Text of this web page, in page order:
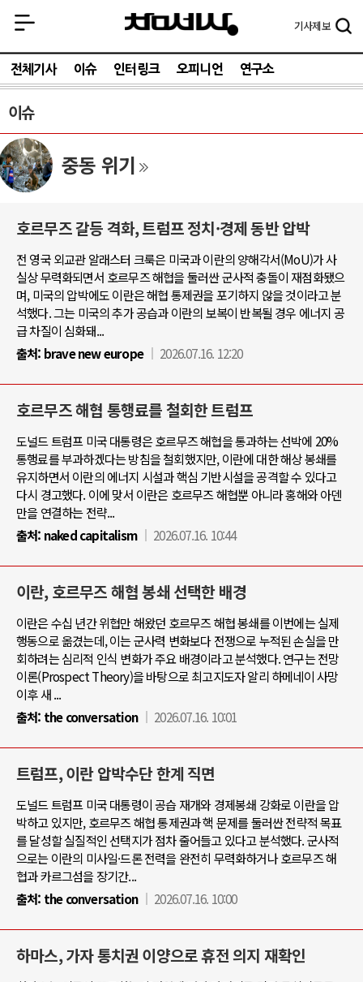
기사제보
전체기사 이슈 인터링크 오피니언 연구소
이슈
중동 위기
호르무즈 갈등 격화, 트럼프 정치·경제 동반 압박
전 영국 외교관 알래스터 크룩은 미국과 이란의 양해각서(MoU)가 사
실상 무력화되면서 호르무즈 해협을 둘러싼 군사적 충돌이 재점화됐으
며, 미국의 압박에도 이란은 해협 통제권을 포기하지 않을 것이라고 분
석했다. 그는 미국의 추가 공습과 이란의 보복이 반복될 경우 에너지 공
급 차질이 심화돼...
출처: brave new europe 2026.07.16. 12:20
호르무즈 해협 통행료를 철회한 트럼프
도널드 트럼프 미국 대통령은 호르무즈 해협을 통과하는 선박에 20%
통행료를 부과하겠다는 방침을 철회했지만, 이란에 대한 해상 봉쇄를
유지하면서 이란의 에너지 시설과 핵심 기반시설을 공격할 수 있다고
다시 경고했다. 이에 맞서 이란은 호르무즈 해협뿐 아니라 홍해와 아덴
만을 연결하는 전략...
출처: naked capitalism 2026.07.16. 10:44
이란, 호르무즈 해협 봉쇄 선택한 배경
이란은 수십 년간 위협만 해왔던 호르무즈 해협 봉쇄를 이번에는 실제
행동으로 옮겼는데, 이는 군사력 변화보다 전쟁으로 누적된 손실을 만
회하려는 심리적 인식 변화가 주요 배경이라고 분석했다. 연구는 전망
이론(Prospect Theory)을 바탕으로 최고지도자 알리 하메네이 사망
이후 새 ...
출처: the conversation 2026.07.16. 10:01
트럼프, 이란 압박수단 한계 직면
도널드 트럼프 미국 대통령이 공습 재개와 경제봉쇄 강화로 이란을 압
박하고 있지만, 호르무즈 해협 통제권과 핵 문제를 둘러싼 전략적 목표
를 달성할 실질적인 선택지가 점차 줄어들고 있다고 분석했다. 군사적
으로는 이란의 미사일·드론 전력을 완전히 무력화하거나 호르무즈 해
협과 카르그섬을 장기간...
출처: the conversation 2026.07.16. 10:00
하마스, 가자 통치권 이양으로 휴전 의지 재확인